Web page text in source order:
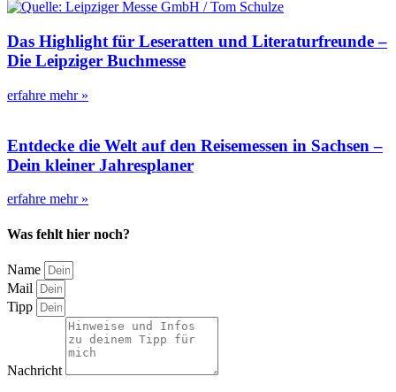
Das Highlight für Leseratten und Literaturfreunde –
Die Leipziger Buchmesse
erfahre mehr »
Entdecke die Welt auf den Reisemessen in Sachsen –
Dein kleiner Jahresplaner
erfahre mehr »
Was fehlt hier noch?
Name
Mail
Tipp
Nachricht